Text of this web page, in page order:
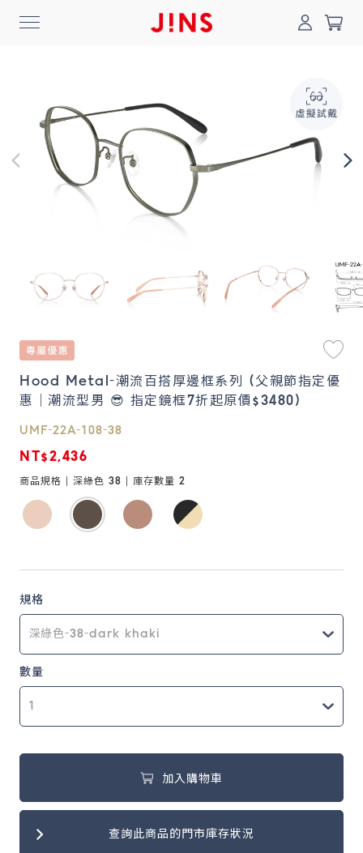
登入/註冊 門市一覽 我的最愛
最新消息
Collection
Online Shop
鏡片說明
Lens
常見問題
FAQ
0
Hood Metal-潮流百搭厚邊框系列 (父親節指定優
惠｜潮流型男 😎 指定鏡框7折起原價$3480)
UMF-22A-108-38
NT$2,436
商品規格 | 深綠色 38 | 庫存數量 2
規格
數量
加入購物車
查詢此商品的門市庫存狀況